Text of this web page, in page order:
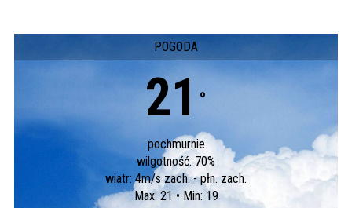
POGODA
21 °
pochmurnie
wilgotność: 70%
wiatr: 4m/s zach. - płn. zach.
Max: 21 • Min: 19